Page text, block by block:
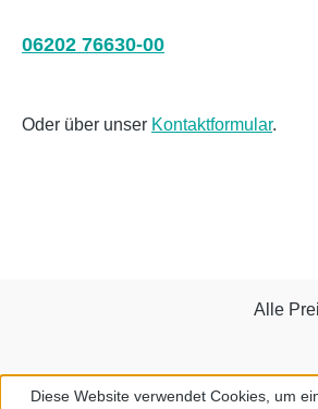
06202 76630-00
Oder über unser Kontaktformular.
Alle
Diese Website verwendet Cookies, um